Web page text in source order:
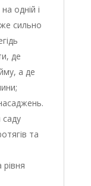
одній і
сильно
де
а де
та
рівня